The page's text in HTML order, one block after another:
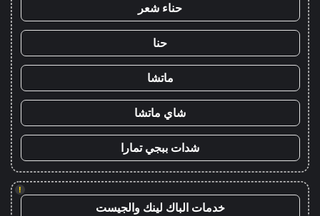
حناء شعر
حنا
ماتشا
شاي ماتشا
شدات ببجي تمارا
!
خدمات الباك لينك والجيست